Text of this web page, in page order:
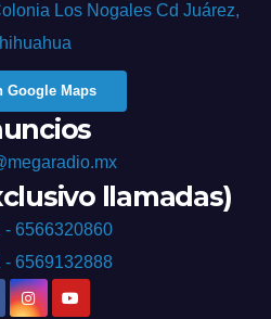
Los Nogales Cd Juárez,
Google Maps
llamadas)
- 6566320860
- 6569132888